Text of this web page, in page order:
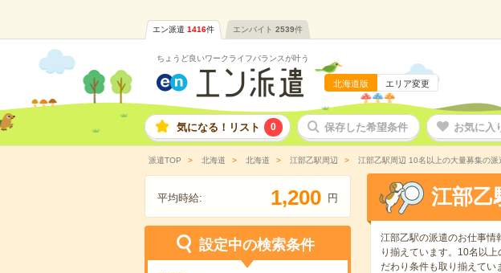
エン派遣 1416件 エンバイト 2539件
ちょうど良いワークライフバランスが叶う
北海道版 エリア変更
気になる！リスト 0 保存した希望条件 お気に入
派遣TOP 北海道 北海道 江部乙駅周辺 江部乙駅周辺 10名以上の大量募集の派
平均時給: 1,200 円
設定中の検索条件
江部乙
江部乙駅の派遣のお仕事情
り揃えています。10名以上
だわり条件も取り揃えてい